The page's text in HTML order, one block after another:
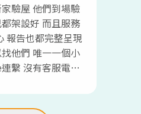
驗屋 他們到場驗
架設好 而且服務
報告也都完整呈現
他們 唯一一個小
繫 沒有客服電話